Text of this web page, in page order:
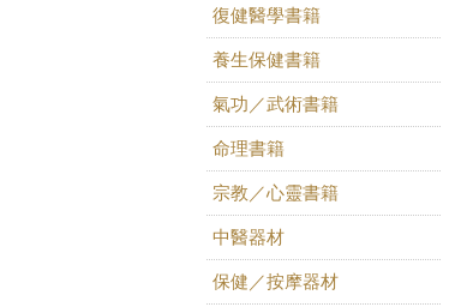
復健醫學書籍
養生保健書籍
氣功／武術書籍
命理書籍
宗教／心靈書籍
中醫器材
保健／按摩器材